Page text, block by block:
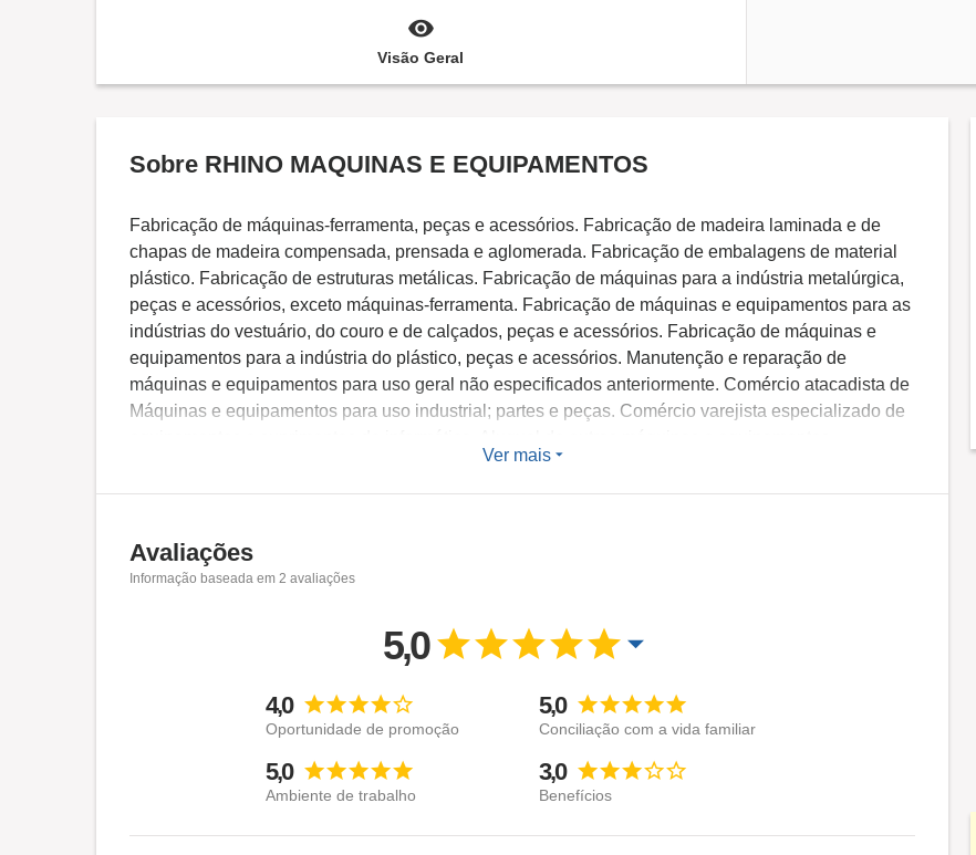
Visão Geral
Sobre RHINO MAQUINAS E EQUIPAMENTOS
Fabricação de máquinas-ferramenta, peças e acessórios. Fabricação de madeira laminada e de
chapas de madeira compensada, prensada e aglomerada. Fabricação de embalagens de material
plástico. Fabricação de estruturas metálicas. Fabricação de máquinas para a indústria metalúrgica,
peças e acessórios, exceto máquinas-ferramenta. Fabricação de máquinas e equipamentos para as
indústrias do vestuário, do couro e de calçados, peças e acessórios. Fabricação de máquinas e
equipamentos para a indústria do plástico, peças e acessórios. Manutenção e reparação de
máquinas e equipamentos para uso geral não especificados anteriormente. Comércio atacadista de
Máquinas e equipamentos para uso industrial; partes e peças. Comércio varejista especializado de
comerciais e industriais não especificados anteriormente, sem operador
Ver mais
Avaliações
Informação baseada em 2 avaliações
5,0
4,0
Oportunidade de promoção
5,0
Conciliação com a vida familiar
5,0
Ambiente de trabalho
3,0
Benefícios